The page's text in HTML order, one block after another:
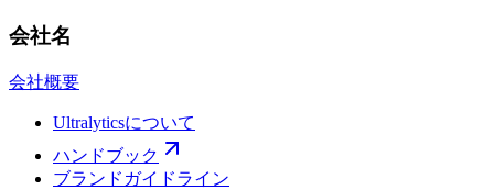
会社名
会社概要
Ultralyticsについて
ハンドブック
ブランドガイドライン